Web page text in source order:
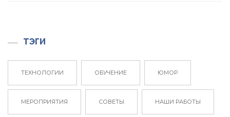
ТЭГИ
ТЕХНОЛОГИИ ОБУЧЕНИЕ ЮМОР
МЕРОПРИЯТИЯ СОВЕТЫ НАШИ РАБОТЫ